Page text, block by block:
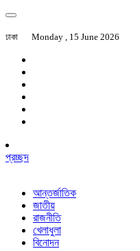
ঢাকা Monday , 15 June 2026
প্রচ্ছদ
আন্তর্জাতিক
জাতীয়
রাজনীতি
খেলাধুলা
বিনোদন